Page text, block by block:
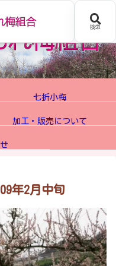
七折小梅
加工・販売について
年2月中旬
検索